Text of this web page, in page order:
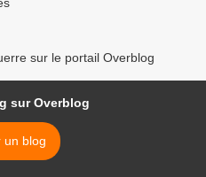
sur le portail Overblog
sur Overblog
un blog